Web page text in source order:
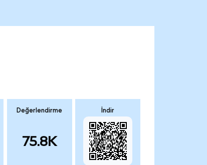
Değerlendirme
75.8K
İndir